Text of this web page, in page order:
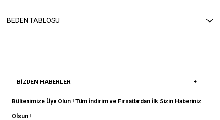
BEDEN TABLOSU
BIZDEN HABERLER
Bültenimize Üye Olun ! Tüm İndirim ve Fırsatlardan İlk Sizin Haberiniz
Olsun !